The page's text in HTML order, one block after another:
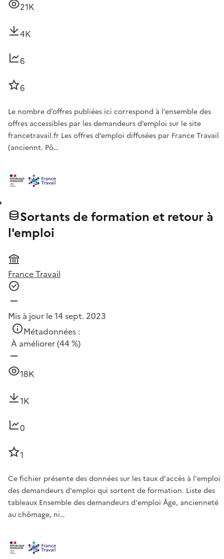
21K
4K
6
6
Le nombre d’offres publiées ici correspond à l’ensemble des
offres accessibles par les demandeurs d’emploi sur le site
francetravail.fr Les offres d’emploi diffusées par France Travail
(anciennt. Pô…
Sortants de formation et retour à
l'emploi
France Travail
Mis à jour le 14 sept. 2023
Métadonnées :
À améliorer(44 %)
18K
1K
0
1
Ce fichier présente des données sur les taux d'accès à l'emploi
des demandeurs d'emploi qui sortent de formation. Liste des
tableaux Ensemble des demandeurs d'emploi Âge, ancienneté
au chômage, ni…